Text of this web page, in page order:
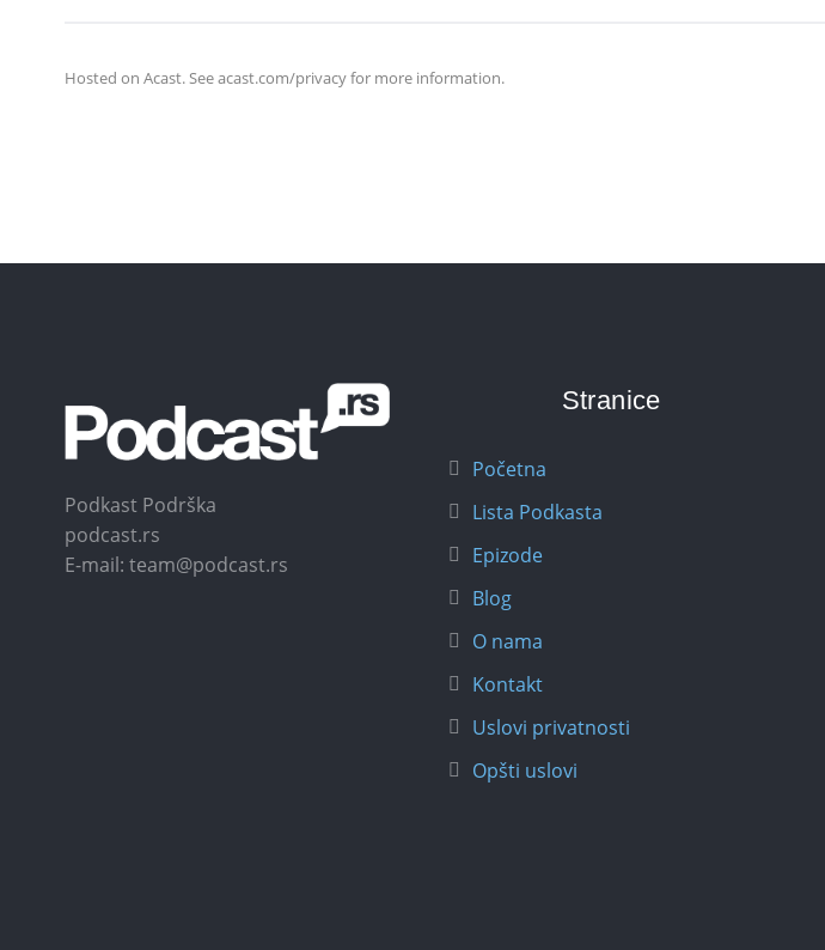
Hosted on Acast. Seeacast.com/privacyfor more information.
Podkast Podrška
podcast.rs
E-mail: team@podcast.rs
Stranice
Početna
Lista Podkasta
Epizode
Blog
O nama
Kontakt
Uslovi privatnosti
Opšti uslovi